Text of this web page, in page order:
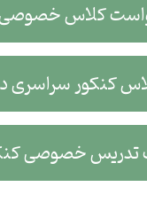
کلاس خصوصی
کنکور سراسری
تدریس خصوصی